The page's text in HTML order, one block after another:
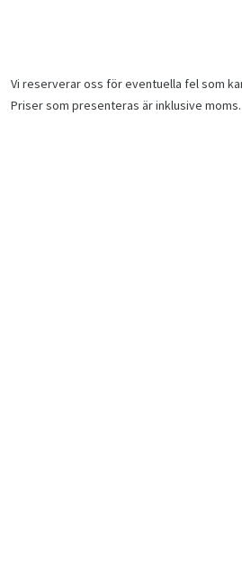
Vi reserverar oss för eventuella fel som
Priser som presenteras är inklusive moms.